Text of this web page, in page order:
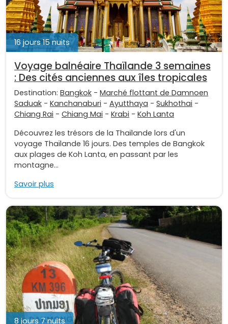
16 jours 15 nuits
Voyage balnéaire Thaïlande 3 semaines
: Des cités anciennes aux îles tropicales
Destination: Bangkok - Marché flottant de Damnoen
Saduak - Kanchanaburi - Ayutthaya - Sukhothai -
Chiang Rai - Chiang Mai - Krabi - Koh Lanta
Découvrez les trésors de la Thaïlande lors d'un
voyage Thaïlande 16 jours. Des temples de Bangkok
aux plages de Koh Lanta, en passant par les
montagne...
Savoir plus
8 jours 7 nuits